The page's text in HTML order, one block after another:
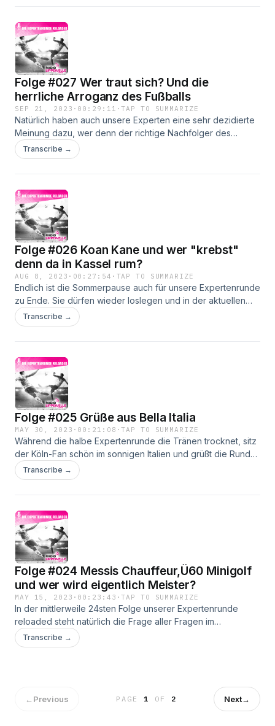
Folge #027 Wer traut sich? Und die
herrliche Arroganz des Fußballs
SEP 21, 2023 · 00:29:11 ·TAP TO SUMMARIZE
Natürlich haben auch unsere Experten eine sehr dezidierte
Meinung dazu, wer denn der richtige Nachfolger des
gefeuerten Bundestrainers wäre... Lebhaft und unterhaltsam
diskutieren sie über die möglichen Kandidaten und müssen
Transcribe →
Folge #026 Koan Kane und wer "krebst"
denn da in Kassel rum?
AUG 8, 2023 · 00:27:54 · TAP TO SUMMARIZE
Endlich ist die Sommerpause auch für unsere Expertenrunde
zu Ende. Sie dürfen wieder loslegen und in der aktuellen
Folge untersuchen sie das Aus der deutschen Frauen bei
der WM, staunen über den Start in Liga 2 und freuen sich
Transcribe →
Folge #025 Grüße aus Bella Italia
MAY 30, 2023 · 00:21:08 ·TAP TO SUMMARIZE
Während die halbe Expertenrunde die Tränen trocknet, sitz
der Köln-Fan schön im sonnigen Italien und grüßt die Runde
mit einem Glas Rotwein aus der Ferne ... Der Saisonkehraus!
Transcribe →
Folge #024 Messis Chauffeur,Ü60 Minigolf
und wer wird eigentlich Meister?
MAY 15, 2023 · 00:23:43 ·TAP TO SUMMARIZE
In der mittlerweile 24sten Folge unserer Expertenrunde
reloaded steht natürlich die Frage aller Fragen im
Mittelpunkt: Wer wird deutscher Meister? Darüber hinaus
verrät Dieter Vatheuer seine hidden skills und alles vier
Transcribe →
←Previous PAGE1 OF 2 Next→